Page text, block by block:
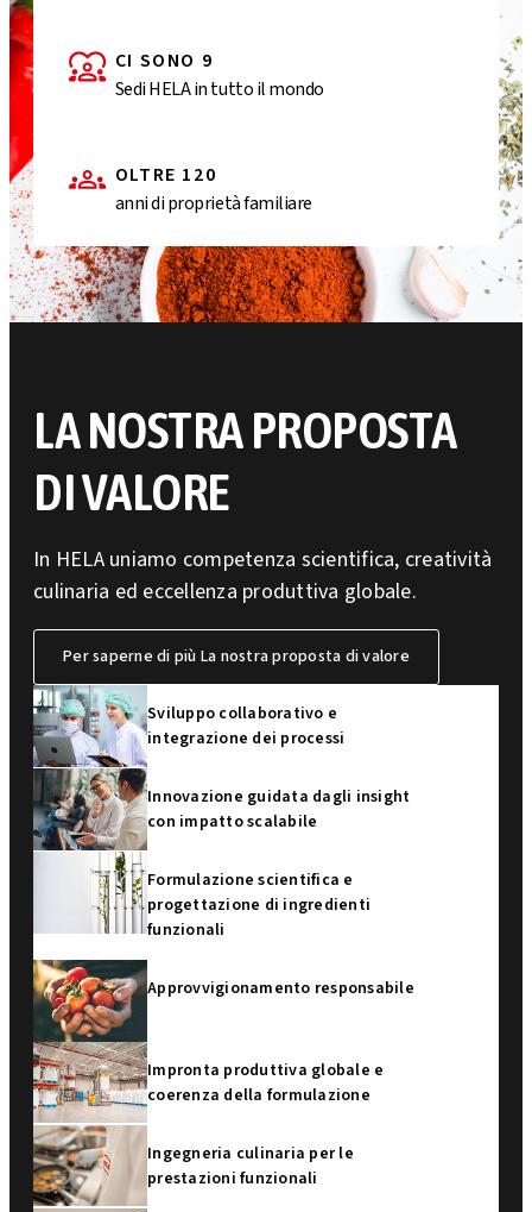
CI SONO 9
Sedi HELA in tutto il mondo
OLTRE 120
anni di proprietà familiare
LA NOSTRA PROPOSTA
DI VALORE
In HELA uniamo competenza scientifica, creatività
culinaria ed eccellenza produttiva globale.
Per saperne di più La nostra proposta di valore
Sviluppo collaborativo e
integrazione dei processi
Innovazione guidata dagli insight
con impatto scalabile
Formulazione scientifica e
progettazione di ingredienti
funzionali
Approvvigionamento responsabile
Impronta produttiva globale e
coerenza della formulazione
Ingegneria culinaria per le
prestazioni funzionali